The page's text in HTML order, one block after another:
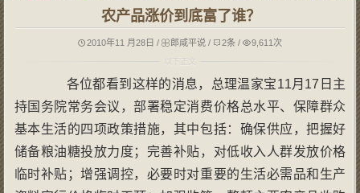
农产品涨价到底富了谁？
2010年11 月28日 / 郎咸平说/ 2条/ 9,611次
各位都看到这样的消息，总理温家宝11月17日主
持国务院常务会议，部署稳定消费价格总水平、保障群众
基本生活的四项政策措施，其中包括：确保供应，把握好
储备粮油糖投放力度；完善补贴，对低收入人群发放价格
临时补贴；增强调控，必要时对重要的生活必需品和生产